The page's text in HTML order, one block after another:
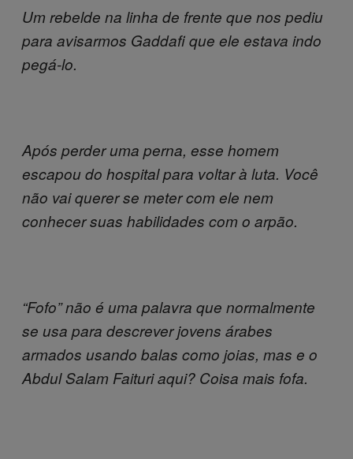
Um rebelde na linha de frente que nos pediu
para avisarmos Gaddafi que ele estava indo
pegá-lo.
Após perder uma perna, esse homem
escapou do hospital para voltar à luta. Você
não vai querer se meter com ele nem
conhecer suas habilidades com o arpão.
“Fofo” não é uma palavra que normalmente
se usa para descrever jovens árabes
armados usando balas como joias, mas e o
Abdul Salam Faituri aqui? Coisa mais fofa.